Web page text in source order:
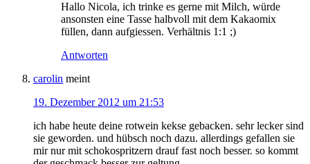
Hallo Nicola, ich trinke es gerne mit Milch, würde
ansonsten eine Tasse halbvoll mit dem Kakaomix
füllen, dann aufgiessen. Verhältnis 1:1 ;)
Antworten
carolin meint
19. Dezember 2012 um 21:53
ich habe heute deine rotwein kekse gebacken. sehr lecker sind
sie geworden. und hübsch noch dazu. allerdings gefallen sie
mir nur mit schokospritzern drauf fast noch besser. so kommt